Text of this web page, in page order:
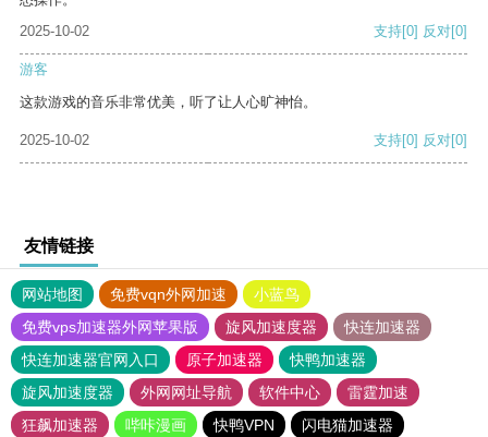
2025-10-02
支持[0] 反对[0]
游客
这款游戏的音乐非常优美，听了让人心旷神怡。
2025-10-02 支持[0] 反对[0]
友情链接
网站地图 免费vqn外网加速
小蓝鸟
免费vps加速器外网苹果版
旋风加速度器
快连加速器
快连加速器官网入口
原子加速器
快鸭加速器
旋风加速度器
外网网址导航 软件中心
雷霆加速
狂飙加速器
哔咔漫画 快鸭VPN
闪电猫加速器